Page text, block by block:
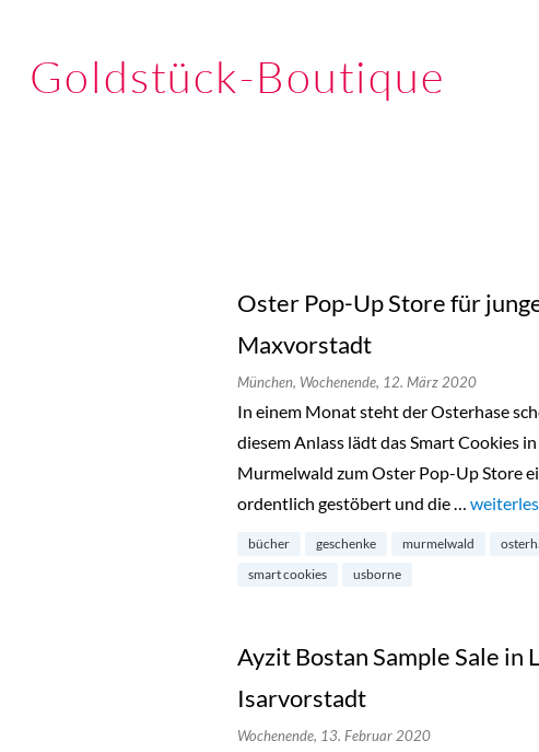
Goldstück-Boutique
Oster Pop-Up Store für
Maxvorstadt
München, Wochenende, 12. März 2020
In einem Monat steht der Osterhase
diesem Anlass lädt das Smart Cookies
Murmelwald zum Oster Pop-Up Store
ordentlich gestöbert und die … „Oster
bücher geschenke murmelwald
smart cookies
usborne
Ayzit Bostan Sample Sale in
Isarvorstadt
Wochenende, 13. Februar 2020